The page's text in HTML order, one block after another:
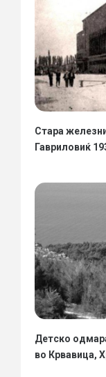
Стара
Гавриловиќ
Детско
во Крвавица,